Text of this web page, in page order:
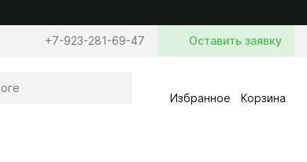
+7-923-281-69-47 Оставить заявку
Избранное Корзина